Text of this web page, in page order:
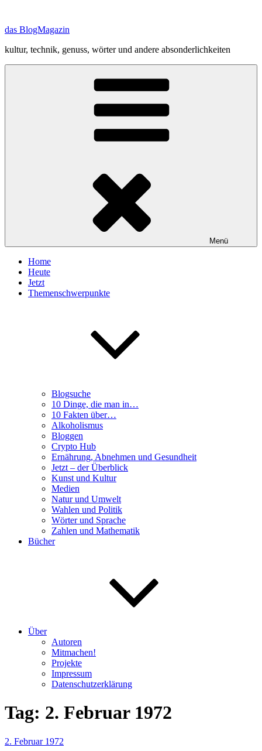
springen
das BlogMagazin
kultur, technik, genuss, wörter und andere absonderlichkeiten
Menü
Home
Heute
Jetzt
Themenschwerpunkte
Blogsuche
10 Dinge, die man in…
10 Fakten über…
Alkoholismus
Bloggen
Crypto Hub
Ernährung, Abnehmen und Gesundheit
Jetzt – der Überblick
Kunst und Kultur
Medien
Natur und Umwelt
Wahlen und Politik
Wörter und Sprache
Zahlen und Mathematik
Bücher
Über
Autoren
Mitmachen!
Projekte
Impressum
Datenschutzerklärung
Tag: 2. Februar 1972
Veröffentlicht
2. Februar 1972